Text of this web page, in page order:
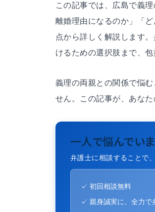
この記事では、広島で義
離婚理由になるのか」「
点から詳しく解説します
けるための選択肢まで、
義理の両親との関係で悩
せん。この記事が、あな
一人で悩んでい
弁護士に相談することで
✓ 初回相談無料
✓ 親身誠実に、全力で